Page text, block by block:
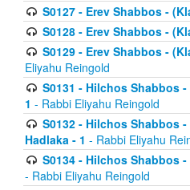
S0127 - Erev Shabbos -
S0128 - Erev Shabbos -
S0129 - Erev Shabbos -
Eliyahu Reingold
S0131 - Hilchos Shabbos
1 - Rabbi Eliyahu Reingold
S0132 - Hilchos Shabbos
Hadlaka - 1 - Rabbi Eliyahu
S0134 - Hilchos Shabbos
- Rabbi Eliyahu Reingold